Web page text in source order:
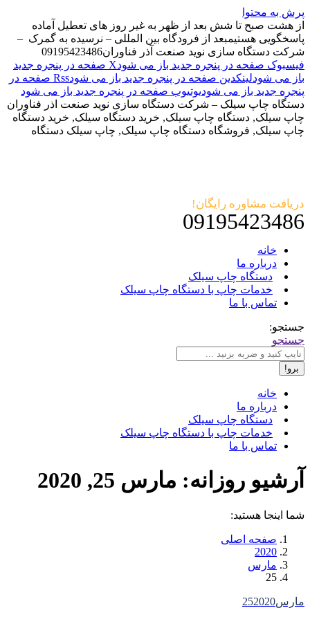
پرش به محتوا
از هشت صبح تا شش بعد از ظهر به غیر روز های تعطیل آماده
پاسخگویی هستیمبعد از فرودگاه بین المللی – نرسیده به گمرک –
شرکت دستگاه سازی نوید صنعت آذر فناوران09195423486
فیسبوک صفحه در پنجره جدید باز می شود
X صفحه در پنجره جدید
باز می شودلینکدین صفحه در پنجره جدید باز می شود
Rss صفحه در
پنجره جدید باز می شودیوتیوب صفحه در پنجره جدید باز می شود
دستگاه چاپ سیلک – شرکت دستگاه سازی نوید صنعت اذر فناوران
چاپ سیلک, دستگاه چاپ سیلک, خرید دستگاه سیلک, خرید دستگاه
چاپ سیلک, فروشگاه دستگاه چاپ سیلک, چاپ سیلک دستگاه
دریافت مشاوره رایگان!
09195423486
خانه
درباره ما
دستگاه چاپ سیلک
خدمات چاپ با دستگاه چاپ سیلک
تماس با ما
جستجو:
جستجو
خانه
درباره ما
دستگاه چاپ سیلک
خدمات چاپ با دستگاه چاپ سیلک
تماس با ما
آرشیو روزانه: مارس 25, 2020
شما اینجا هستید:
صفحه اصلی
2020
مارس
25
مارس 252020